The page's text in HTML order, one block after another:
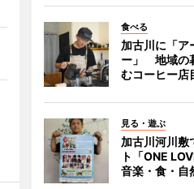
食べる
加古川に「ア
ー」 地域の
むコーヒー店
見る・遊ぶ
加古川河川敷
ト「ONE
音楽・食・自